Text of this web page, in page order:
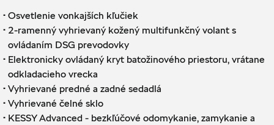
· Osvetlenie vonkajších kľučiek
· 2-ramenný vyhrievaný kožený multifunkčný volant s
ovládaním DSG prevodovky
· Elektronicky ovládaný kryt batožinového priestoru, vrátane
odkladacieho vrecka
· Vyhrievané predné a zadné sedadlá
· Vyhrievané čelné sklo
· KESSY Advanced - bezkľúčové odomykanie, zamykanie a